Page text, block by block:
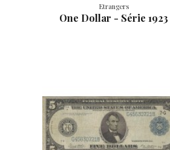
Etrangers
One Dollar - Série 1923